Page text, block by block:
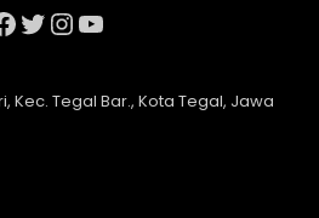
Twitter
Instagram
YouTube
Kec. Tegal Bar., Kota Tegal, Jawa